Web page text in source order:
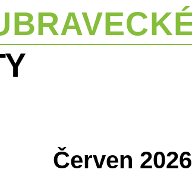
Červen 2026